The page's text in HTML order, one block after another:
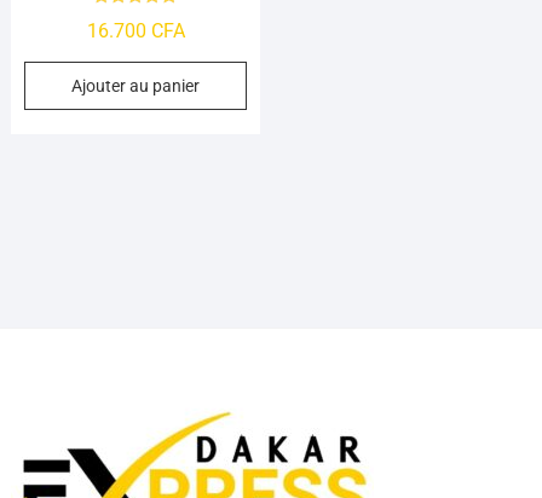
4.76
16.700 CFA
Ajouter au panier